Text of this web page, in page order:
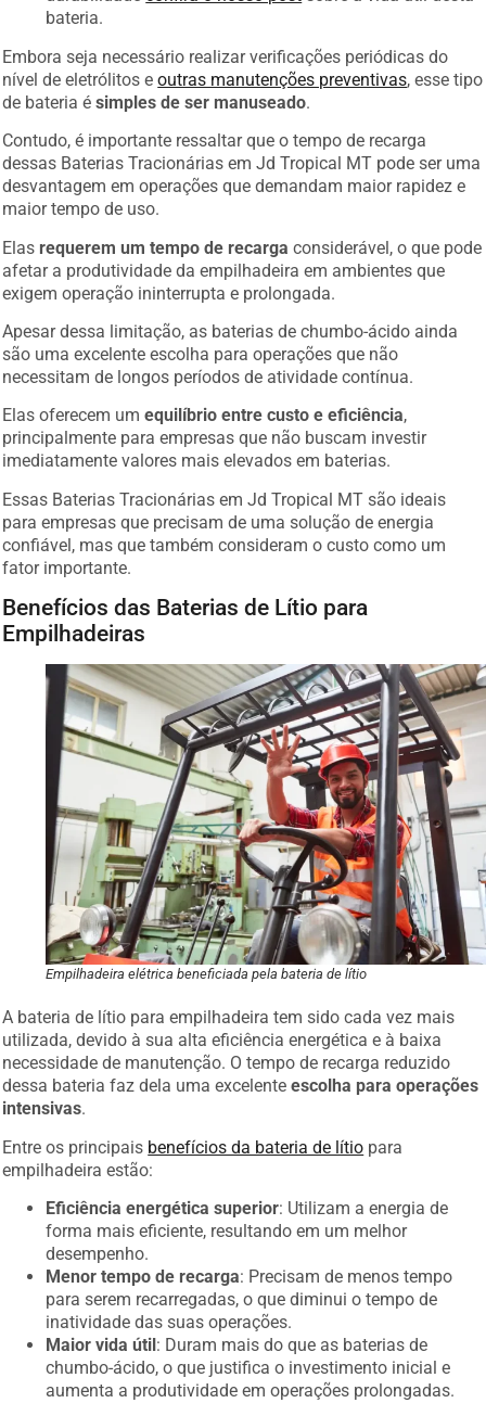
bateria.
Embora seja necessário realizar verificações periódicas do
nível de eletrólitos eoutras manutenções preventivas, esse tipo
de bateria ésimples de ser manuseado.
Contudo, é importante ressaltar que o tempo de recarga
dessas Baterias Tracionárias em Jd Tropical MT pode ser uma
desvantagem em operações que demandam maior rapidez e
maior tempo de uso.
Elas requerem um tempo de recarga considerável, o que pode
afetar a produtividade da empilhadeira em ambientes que
exigem operação ininterrupta e prolongada.
Apesar dessa limitação, as baterias de chumbo-ácido ainda
são uma excelente escolha para operações que não
necessitam de longos períodos de atividade contínua.
Elas oferecem umequilíbrio entre custo e eficiência,
principalmente para empresas que não buscam investir
imediatamente valores mais elevados em baterias.
Essas Baterias Tracionárias em Jd Tropical MT são ideais
para empresas que precisam de uma solução de energia
confiável, mas que também consideram o custo como um
fator importante.
Benefícios das Baterias de Lítio para
Empilhadeiras
Empilhadeira elétrica beneficiada pela bateria de lítio
A bateria de lítio para empilhadeira tem sido cada vez mais
utilizada, devido à sua alta eficiência energética e à baixa
necessidade de manutenção. O tempo de recarga reduzido
dessa bateria faz dela uma excelenteescolha para operações
intensivas.
Entre os principais benefícios da bateria de lítio para
empilhadeira estão:
Eficiência energética superior: Utilizam a energia de
forma mais eficiente, resultando em um melhor
desempenho.
Menor tempo de recarga: Precisam de menos tempo
para serem recarregadas, o que diminui o tempo de
inatividade das suas operações.
Maior vida útil : Duram mais do que as baterias de
chumbo-ácido, o que justifica o investimento inicial e
aumenta a produtividade em operações prolongadas.